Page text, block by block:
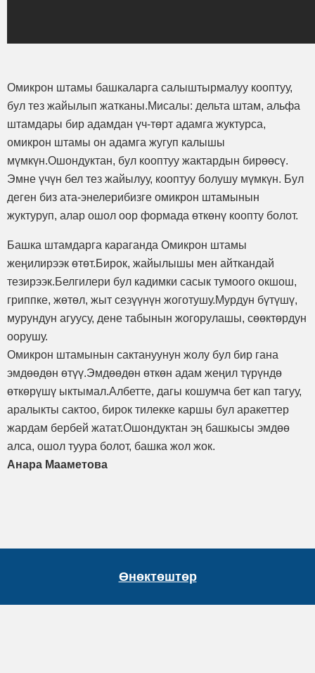
Омикрон штамы башкаларга салыштырмалуу кооптуу,
бул тез жайылып жатканы.Мисалы: дельта штам, альфа
штамдары бир адамдан үч-төрт адамга жуктурса,
омикрон штамы он адамга жугуп калышы
мүмкүн.Ошондуктан, бул кооптуу жактардын бирөөсү.
Эмне үчүн бел тез жайылуу, кооптуу болушу мүмкүн. Бул
деген биз ата-энелерибизге омикрон штамынын
жуктуруп, алар ошол оор формада өткөнү коопту болот.
Башка штамдарга караганда Омикрон штамы
жеңилирээк өтөт.Бирок, жайылышы мен айткандай
тезирээк.Белгилери бул кадимки сасык тумоого окшош,
гриппке, жөтөл, жыт сезүүнүн жоготушу.Мурдун бүтүшү,
мурундун агуусу, дене табынын жогорулашы, сөөктөрдун
оорушу.
Омикрон штамынын сактануунун жолу бул бир гана
эмдөөдөн өтүү.Эмдөөдөн өткөн адам жеңил түрүндө
өткөрүшү ыктымал.Албетте, дагы кошумча бет кап тагуу,
аралыкты сактоо, бирок тилекке каршы бул аракеттер
жардам бербей жатат.Ошондуктан эң башкысы эмдөө
алса, ошол туура болот, башка жол жок.
Анара Мааметова
Өнөктөштөр